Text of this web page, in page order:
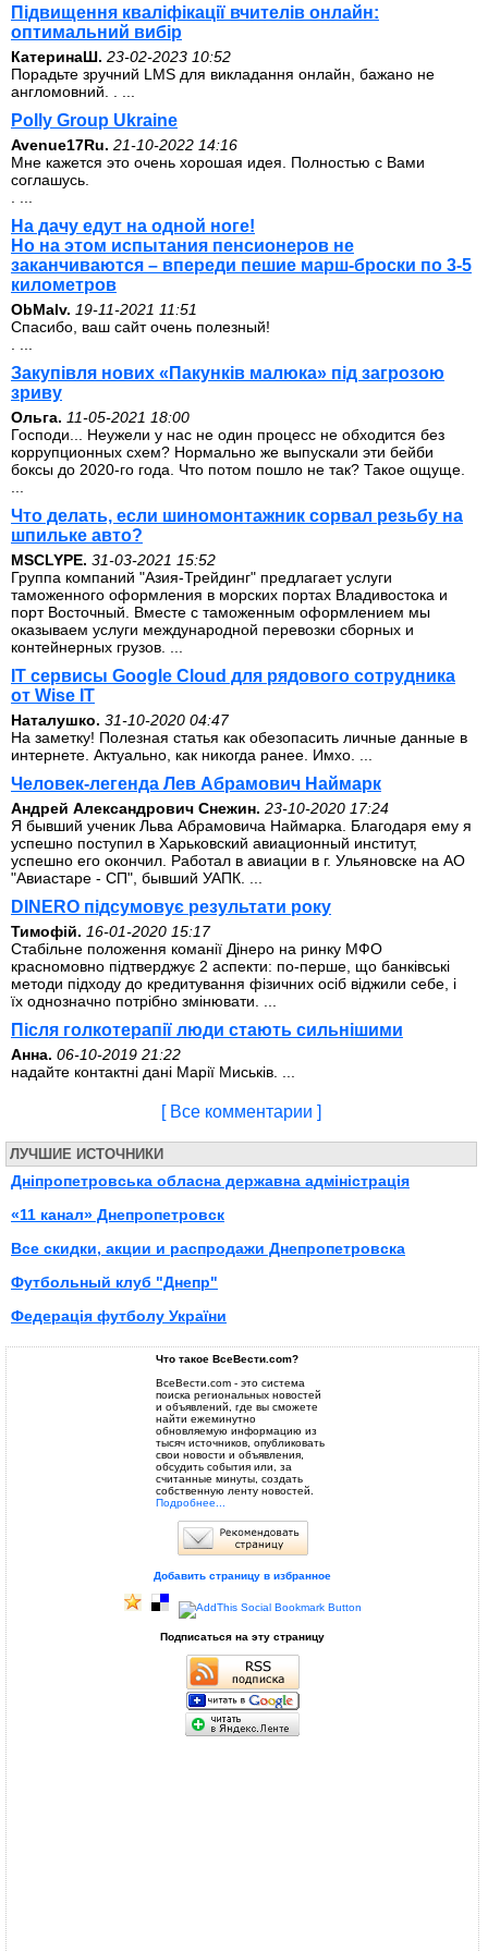
Підвищення кваліфікації вчителів онлайн:
оптимальний вибір
КатеринаШ. 23-02-2023 10:52
Порадьте зручний LMS для викладання онлайн, бажано не
англомовний. . ...
Polly Group Ukraine
Avenue17Ru. 21-10-2022 14:16
Мне кажется это очень хорошая идея. Полностью с Вами
соглашусь.
На дачу едут на одной ноге!
Но на этом испытания пенсионеров не
заканчиваются – впереди пешие марш-броски по 3-5
километров
ОbMalv. 19-11-2021 11:51
Спасибо, ваш сайт очень полезный!
Закупівля нових «Пакунків малюка» під загрозою
зриву
Ольга. 11-05-2021 18:00
Господи... Неужели у нас не один процесс не обходится без
коррупционных схем? Нормально же выпускали эти бейби
боксы до 2020-го года. Что потом пошло не так? Такое ощуще.
Что делать, если шиномонтажник сорвал резьбу на
шпильке авто?
MSCLYPE. 31-03-2021 15:52
Группа компаний "Азия-Трейдинг" предлагает услуги
таможенного оформления в морских портах Владивостока и
порт Восточный. Вместе с таможенным оформлением мы
оказываем услуги международной перевозки сборных и
контейнерных грузов. ...
IT сервисы Google Cloud для рядового сотрудника
от Wise IT
Наталушко. 31-10-2020 04:47
На заметку! Полезная статья как обезопасить личные данные в
интернете. Актуально, как никогда ранее. Имхо. ...
Человек-легенда Лев Абрамович Наймарк
Андрей Александрович Снежин. 23-10-2020 17:24
Я бывший ученик Льва Абрамовича Наймарка. Благодаря ему я
успешно поступил в Харьковский авиационный институт,
успешно его окончил. Работал в авиации в г. Ульяновске на АО
"Авиастаре - СП", бывший УАПК. ...
DINERO підсумовує результати року
Тимофій. 16-01-2020 15:17
Стабільне положення команії Дінеро на ринку МФО
красномовно підтверджує 2 аспекти: по-перше, що банківські
методи підходу до кредитування фізичних осіб віджили себе, і
їх однозначно потрібно змінювати. ...
Після голкотерапії люди стають сильнішими
Анна. 06-10-2019 21:22
надайте контактні дані Марії Миськів. ...
[ Все комментарии ]
ЛУЧШИЕ ИСТОЧНИКИ
Дніпропетровська обласна державна адміністрація
«11 канал» Днепропетровск
Все скидки, акции и распродажи Днепропетровска
Футбольный клуб "Днепр"
Федерація футболу України
Что такое ВсеВести.com?
ВсеВести.com - это система
поиска региональных новостей
и объявлений, где вы сможете
найти ежеминутно
обновляемую информацию из
тысяч источников, опубликовать
свои новости и объявления,
обсудить события или, за
считанные минуты, создать
собственную ленту новостей.
Подробнее...
Добавить страницу в избранное
Подписаться на эту страницу